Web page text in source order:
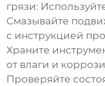
грязи:
Смазывайте
с инструкцией
Храните
от влаги и
Проверяйте